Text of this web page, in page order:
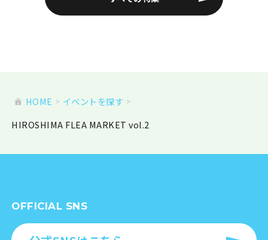
HOME
イベントを探す
HIROSHIMA FLEA MARKET vol.2
OFFICIAL SNS